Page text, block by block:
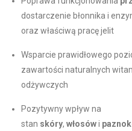
dostarczenie błonnika i
oraz właściwą pracę jelit
Wsparcie prawidłowego
zawartości naturalnych
odżywczych
Pozytywny wpływ na
stan skóry, włosówi